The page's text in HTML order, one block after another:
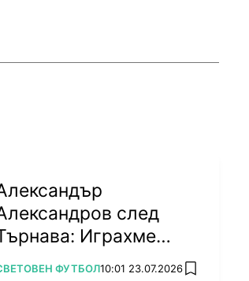
след
Играхме
но трябваше да
ОТ ФУТБОЛ10:01 23.07.2026 add favorites